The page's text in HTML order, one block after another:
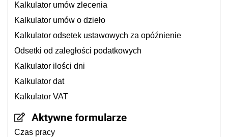
Kalkulator umów zlecenia
Kalkulator umów o dzieło
Kalkulator odsetek ustawowych za opóźnienie
Odsetki od zaległości podatkowych
Kalkulator ilości dni
Kalkulator dat
Kalkulator VAT
Aktywne formularze
Czas pracy